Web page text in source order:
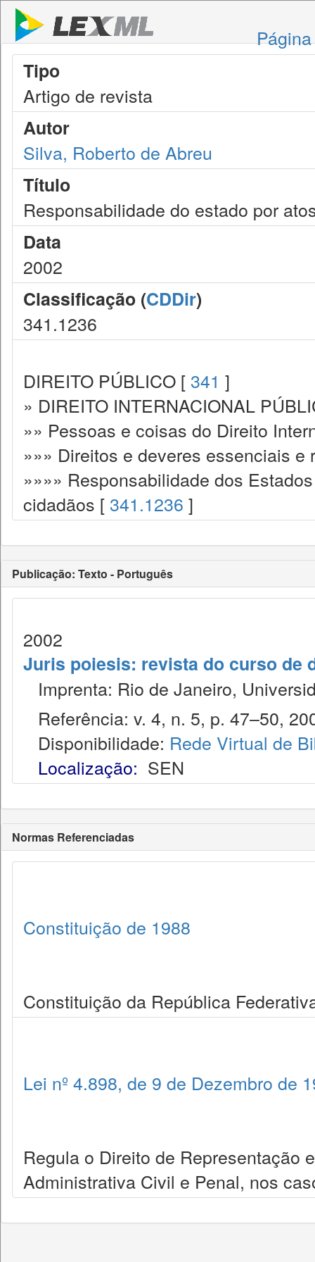
Tipo
Artigo de revista
Autor
Silva, Roberto de Abreu
Título
Responsabilidade do estado por
Data
2002
Classificação (CDDir)
341.1236
DIREITO PÚBLICO [ 341 ]
» DIREITO INTERNACIONAL
»» Pessoas e coisas do Direito
»»» Direitos e deveres essenciais
»»»» Responsabilidade dos
cidadãos [ 341.1236 ]
Publicação: Texto - Português
2002
Juris poiesis: revista do curso de
Imprenta: Rio de Janeiro,
Referência: v. 4, n. 5, p. 47–50,
Disponibilidade: Rede Virtual de
Localização: SEN
Normas Referenciadas
Constituição de 1988
Constituição da República
Lei nº 4.898, de 9 de Dezembro de
Regula o Direito de Representação
Administrativa Civil e Penal, nos